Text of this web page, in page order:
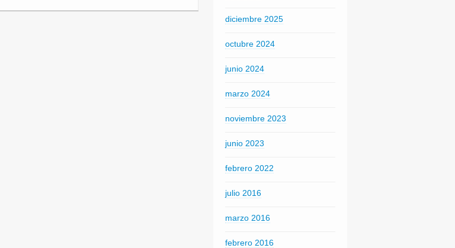
diciembre 2025
octubre 2024
junio 2024
marzo 2024
noviembre 2023
junio 2023
febrero 2022
julio 2016
marzo 2016
febrero 2016